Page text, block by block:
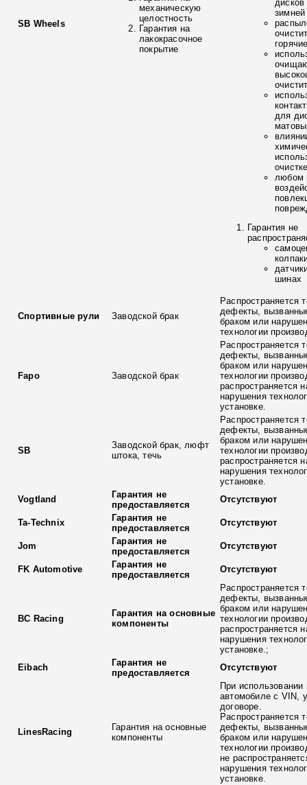
SB Wheels
механическую
целостность
Гарантия на
лакокрасочное
покрытие
зимней
для
любом
Гарантия не
шинах
Спортивные рули Заводской брак
Распространяется
дефекты,
браком или
технологии
Fapo Заводской брак
Распространяется
дефекты,
браком или
технологии
распространяется
нарушения
установке.
SB
Заводской брак, люфт
штока, течь
Распространяется
дефекты,
браком или
технологии
распространяется
нарушения
установке.
Vogtland
Гарантия не
предоставляется
Отсутствуют
Ta-Technix
Гарантия не
предоставляется
Отсутствуют
Jom
Гарантия не
предоставляется
Отсутствуют
FK Automotive
Гарантия не
предоставляется
Отсутствуют
BC Racing
Гарантия на основные
компоненты
Распространяется
дефекты,
браком или
технологии
распространяется
нарушения
установке.;
Eibach
Гарантия не
предоставляется
Отсутствуют
LinesRacing
Гарантия на основные
компоненты
При использовании
автомобиле с VIN,
договоре.
Распространяется
дефекты,
браком или
технологии
не
нарушения
установке.